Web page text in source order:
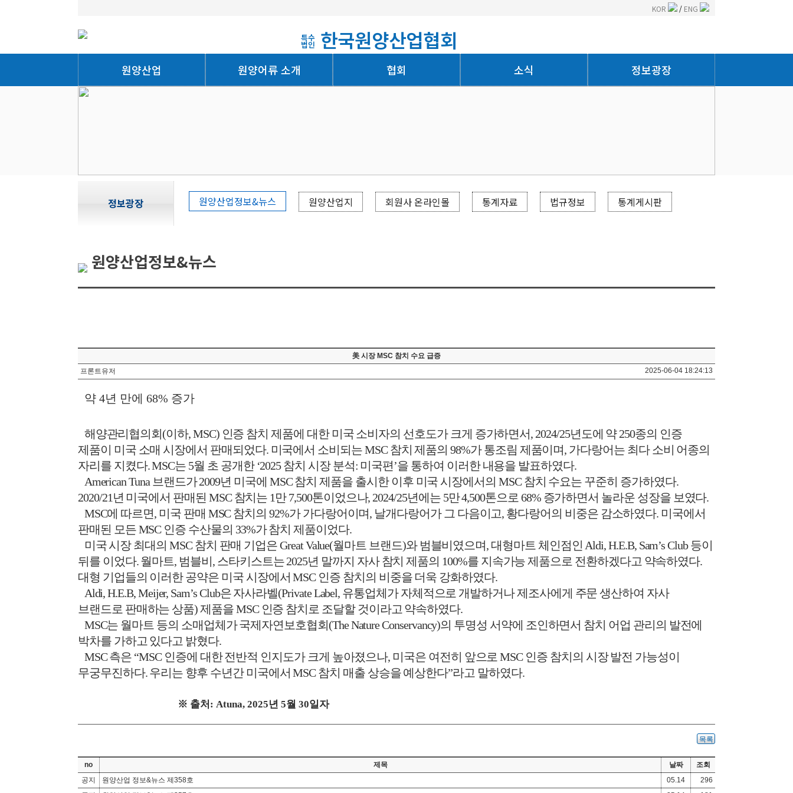
KOR / ENG
특수
법인 한국원양산업협회
원양산업 원양어류 소개 협회 소식 정보광장
정보광장
원양산업정보&뉴스 원양산업지 회원사 온라인몰 통계자료 법규정보 통계게시판
원양산업정보&뉴스
美 시장 MSC 참치 수요 급증
프론트유저
2025-06-04 18:24:13
약 4년 만에 68% 증가
해양관리협의회(이하, MSC) 인증 참치 제품에 대한 미국 소비자의 선호도가 크게 증가하면서, 2024/25년도에 약250종의 인증
제품이 미국 소매 시장에서 판매되었다. 미국에서 소비되는MSC참치 제품의98%가 통조림 제품이며, 가다랑어는 최다 소비 어종의
자리를 지켰다. MSC는 5월 초 공개한 ‘2025참치 시장 분석: 미국편’을 통하여 이러한 내용을 발표하였다.
American Tuna 브랜드가2009년 미국에 MSC참치 제품을 출시한 이후 미국 시장에서의 MSC참치 수요는 꾸준히 증가하였다.
2020/21년 미국에서 판매된 MSC참치는 1만7,500톤이었으나, 2024/25년에는 5만4,500톤으로 68% 증가하면서 놀라운 성장을 보였다.
MSC에 따르면, 미국 판매 MSC참치의92%가 가다랑어이며, 날개다랑어가 그 다음이고, 황다랑어의 비중은 감소하였다. 미국에서
판매된 모든MSC 인증 수산물의 33%가 참치 제품이었다.
미국 시장 최대의 MSC참치 판매 기업은Great Value(월마트 브랜드)와 범블비였으며, 대형마트 체인점인 Aldi, H.E.B, Sam’s Club등이
뒤를 이었다.월마트, 범블비, 스타키스트는2025년 말까지 자사 참치 제품의 100%를 지속가능 제품으로 전환하겠다고 약속하였다.
대형 기업들의 이러한 공약은 미국 시장에서MSC 인증 참치의 비중을 더욱 강화하였다.
Aldi, H.E.B, Meijer, Sam’s Club은 자사라벨(Private Label, 유통업체가 자체적으로 개발하거나 제조사에게 주문 생산하여 자사
브랜드로 판매하는 상품)제품을MSC 인증 참치로 조달할 것이라고 약속하였다.
MSC는 월마트 등의 소매업체가 국제자연보호협회(The Nature Conservancy)의 투명성 서약에 조인하면서 참치 어업 관리의 발전에
박차를 가하고 있다고 밝혔다.
MSC측은 “MSC 인증에 대한 전반적 인지도가 크게 높아졌으나, 미국은 여전히 앞으로MSC 인증 참치의 시장 발전 가능성이
무궁무진하다.우리는 향후 수년간 미국에서MSC참치 매출 상승을 예상한다”라고 말하였다.
※ 출처 : Atuna, 2025년 5월 30일자
목록
no 제목 날짜
조회
공지
원양산업 정보&뉴스 제358호 05.14
296